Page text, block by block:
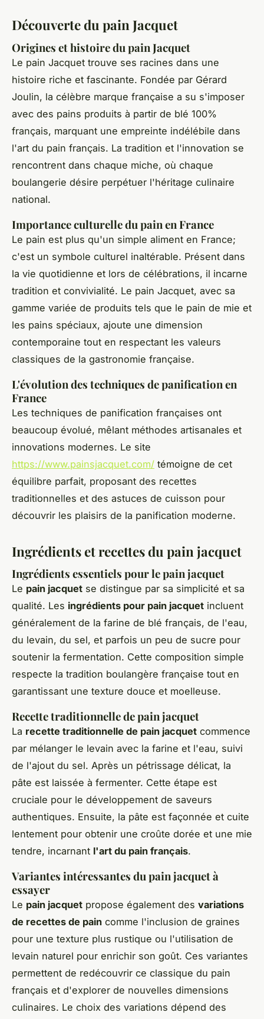
Découverte du pain Jacquet
Origines et histoire du pain Jacquet
Le pain Jacquet trouve ses racines dans une
histoire riche et fascinante. Fondée par Gérard
Joulin, la célèbre marque française a su s'imposer
avec des pains produits à partir de blé 100%
français, marquant une empreinte indélébile dans
l'art du pain français. La tradition et l'innovation se
rencontrent dans chaque miche, où chaque
boulangerie désire perpétuer l'héritage culinaire
national.
Importance culturelle du pain en France
Le pain est plus qu'un simple aliment en France;
c'est un symbole culturel inaltérable. Présent dans
la vie quotidienne et lors de célébrations, il incarne
tradition et convivialité. Le pain Jacquet, avec sa
gamme variée de produits tels que le pain de mie et
les pains spéciaux, ajoute une dimension
contemporaine tout en respectant les valeurs
classiques de la gastronomie française.
L'évolution des techniques de panification en
France
Les techniques de panification françaises ont
beaucoup évolué, mêlant méthodes artisanales et
innovations modernes. Le site
https://www.painsjacquet.com/ témoigne de cet
équilibre parfait, proposant des recettes
traditionnelles et des astuces de cuisson pour
découvrir les plaisirs de la panification moderne.
Ingrédients et recettes du pain jacquet
Ingrédients essentiels pour le pain jacquet
Le pain jacquet se distingue par sa simplicité et sa
qualité. Les ingrédients pour pain jacquet incluent
généralement de la farine de blé français, de l'eau,
du levain, du sel, et parfois un peu de sucre pour
soutenir la fermentation. Cette composition simple
respecte la tradition boulangère française tout en
garantissant une texture douce et moelleuse.
Recette traditionnelle de pain jacquet
La recette traditionnelle de pain jacquet commence
par mélanger le levain avec la farine et l'eau, suivi
de l'ajout du sel. Après un pétrissage délicat, la
pâte est laissée à fermenter. Cette étape est
cruciale pour le développement de saveurs
authentiques. Ensuite, la pâte est façonnée et cuite
lentement pour obtenir une croûte dorée et une mie
tendre, incarnant l'art du pain français.
Variantes intéressantes du pain jacquet à
essayer
Le pain jacquet propose également des variations
de recettes de pain comme l'inclusion de graines
pour une texture plus rustique ou l'utilisation de
levain naturel pour enrichir son goût. Ces variantes
permettent de redécouvrir ce classique du pain
français et d'explorer de nouvelles dimensions
culinaires. Le choix des variations dépend des